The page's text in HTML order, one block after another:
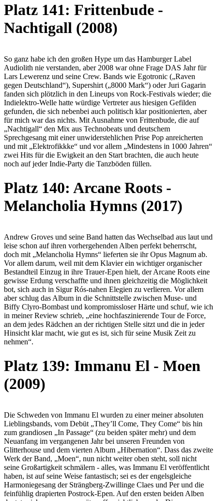
Platz 141: Frittenbude -
Nachtigall (2008)
So ganz habe ich den großen Hype um das Hamburger Label
Audiolith nie verstanden, aber 2008 war ohne Frage DAS Jahr für
Lars Lewerenz und seine Crew. Bands wie Egotronic („Raven
gegen Deutschland“), Supershirt („8000 Mark“) oder Juri Gagarin
fanden sich plötzlich in den Lineups von Rock-Festivals wieder; die
Indielektro-Welle hatte würdige Vertreter aus hiesigen Gefilden
gefunden, die sich nebenbei auch politisch klar positionierten, aber
für mich war das nichts. Mit Ausnahme von Frittenbude, die auf
„Nachtigall“ den Mix aus Technobeats und deutschem
Sprechgesang mit einer unwiderstehlichen Prise Pop anreicherten
und mit „Elektrofikkke“ und vor allem „Mindestens in 1000 Jahren“
zwei Hits für die Ewigkeit an den Start brachten, die auch heute
noch auf jeder Indie-Party die Tanzböden füllen.
Platz 140: Arcane Roots -
Melancholia Hymns (2017)
Andrew Groves und seine Band hatten das Wechselbad aus laut und
leise schon auf ihren vorhergehenden Alben perfekt beherrscht,
doch mit „Melancholia Hymns“ lieferten sie ihr Opus Magnum ab.
Vor allem darum, weil mit dem Klavier ein wichtiger organischer
Bestandteil Einzug in ihre Trauer-Epen hielt, der Arcane Roots eine
gewisse Erdung verschaffte und ihnen gleichzeitig die Möglichkeit
bot, sich auch in Sigur Rós-nahen Elegien zu verlieren. Vor allem
aber schlug das Album in die Schnittstelle zwischen Muse- und
Biffy Clyro-Bombast und kompromissloser Härte und schuf, wie ich
in meiner Review schrieb, „eine hochfaszinierende Tour de Force,
an dem jedes Rädchen an der richtigen Stelle sitzt und die in jeder
Hinsicht klar macht, wie gut es ist, sich für seine Musik Zeit zu
nehmen“.
Platz 139: Immanu El - Moen
(2009)
Die Schweden von Immanu El wurden zu einer meiner absoluten
Lieblingsbands, vom Debüt „They’ll Come, They Come“ bis hin
zum grandiosen „In Passage“ (zu beiden später mehr) und dem
Neuanfang im vergangenen Jahr bei unseren Freunden von
Glitterhouse und dem vierten Album „Hibernation“. Dass das zweite
Werk der Band, „Moen“, nun nicht weiter oben steht, soll nicht
seine Großartigkeit schmälern - alles, was Immanu El veröffentlicht
haben, ist auf seine Weise fantastisch; sei es der engelsgleiche
Harmoniegesang der Strängberg-Zwillinge Claes und Per und die
feinfühlig drapierten Postrock-Epen. Auf den ersten beiden Alben